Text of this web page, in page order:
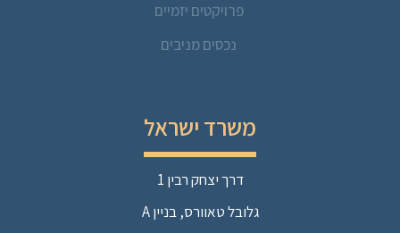
פרויקטים יזמיים
נכסים מניבים
משרד ישראל
דרך יצחק רבין 1
גלובל טאוורס, בניין A